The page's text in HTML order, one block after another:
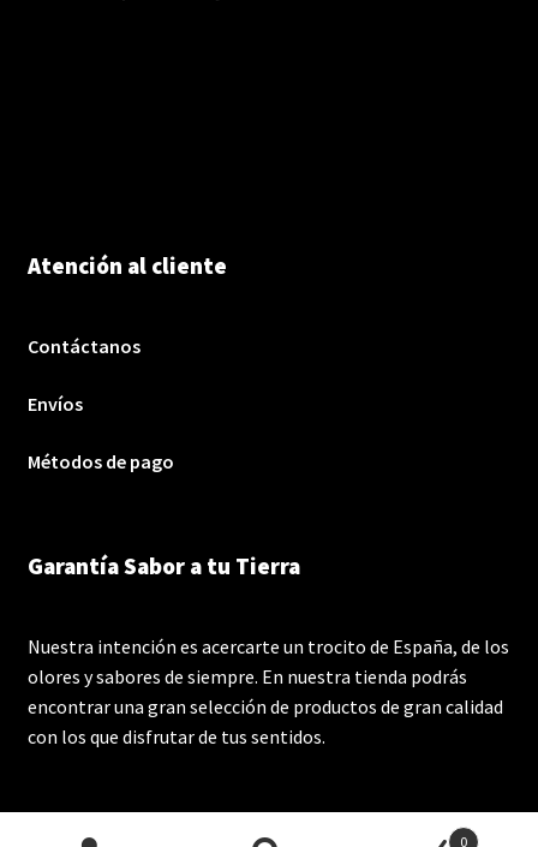
Atención al cliente
Contáctanos
Envíos
Métodos de pago
Garantía Sabor a tu Tierra
Nuestra intención es acercarte un trocito de España, de los
olores y sabores de siempre. En nuestra tienda podrás
encontrar una gran selección de productos de gran calidad
con los que disfrutar de tus sentidos.
0